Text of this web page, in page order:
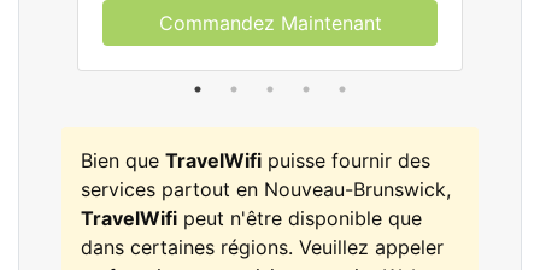
Commandez Maintenant
Bien que TravelWifi puisse fournir des
services partout en Nouveau-Brunswick,
TravelWifi peut n'être disponible que
dans certaines régions. Veuillez appeler